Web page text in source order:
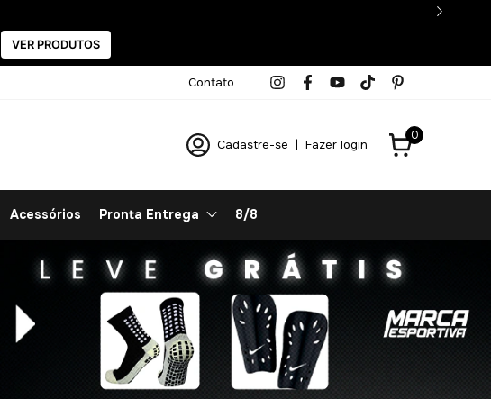
VER PRODUTOS
Contato
Cadastre-se | Fazer login
0
Acessórios Pronta Entrega 8/8